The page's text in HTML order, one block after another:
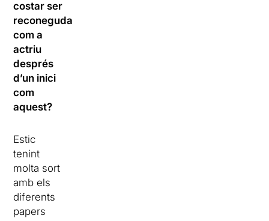
costar ser
reconeguda
com a
actriu
després
d’un inici
com
aquest?
Estic
tenint
molta sort
amb els
diferents
papers